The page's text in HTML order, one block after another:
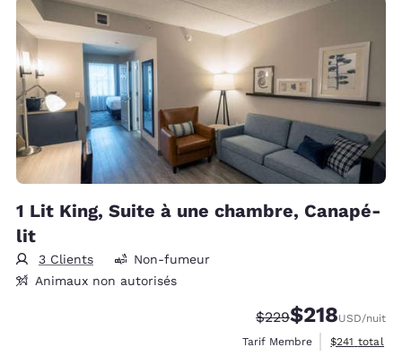
1 Lit King, Suite à une chambre, Canapé-
lit
3 Clients
Non-fumeur
Animaux non autorisés
Tarif barré :
$229Tarif réduit :
$218USD/nuit
Tarif Membre
Afficher les
$241 total